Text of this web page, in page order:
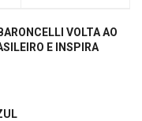
VOLTA AO
E INSPIRA